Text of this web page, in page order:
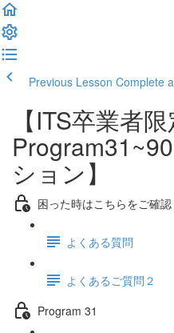
Previous Lesson Complete
【ITS卒業者限
ション】
困った時はこちらをご確
よくある質問
よくあるご質問２
Program 31